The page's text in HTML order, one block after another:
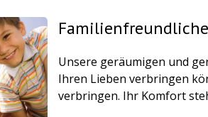
Unsere geräumigen und
Ihren Lieben verbringen
verbringen. Ihr Komfort